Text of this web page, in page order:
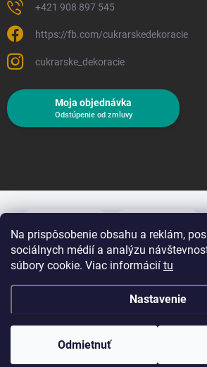
Na prispôsobenie obsahu a reklám,
sociálnych médií a analýzu
súbory cookie. Viac informácií tu
Nastavenie
Odmietnuť
+421 908 897 545
https://fb.com/cukrarskedekoracie
cukrarske_dekoracie
Moja objednávka
Odstúpenie od zmluvy
Vytvoril Shoptet
Copyright 2026Cukrárske dekorácie. Všetky